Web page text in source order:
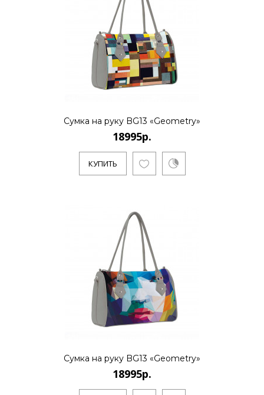
Сумка на руку BG13 «Geometry»
18995р.
КУПИТЬ
Сумка на руку BG13 «Geometry»
18995р.